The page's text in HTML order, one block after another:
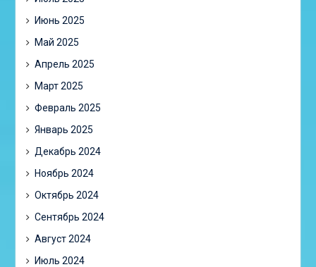
Июнь 2025
Май 2025
Апрель 2025
Март 2025
Февраль 2025
Январь 2025
Декабрь 2024
Ноябрь 2024
Октябрь 2024
Сентябрь 2024
Август 2024
Июль 2024